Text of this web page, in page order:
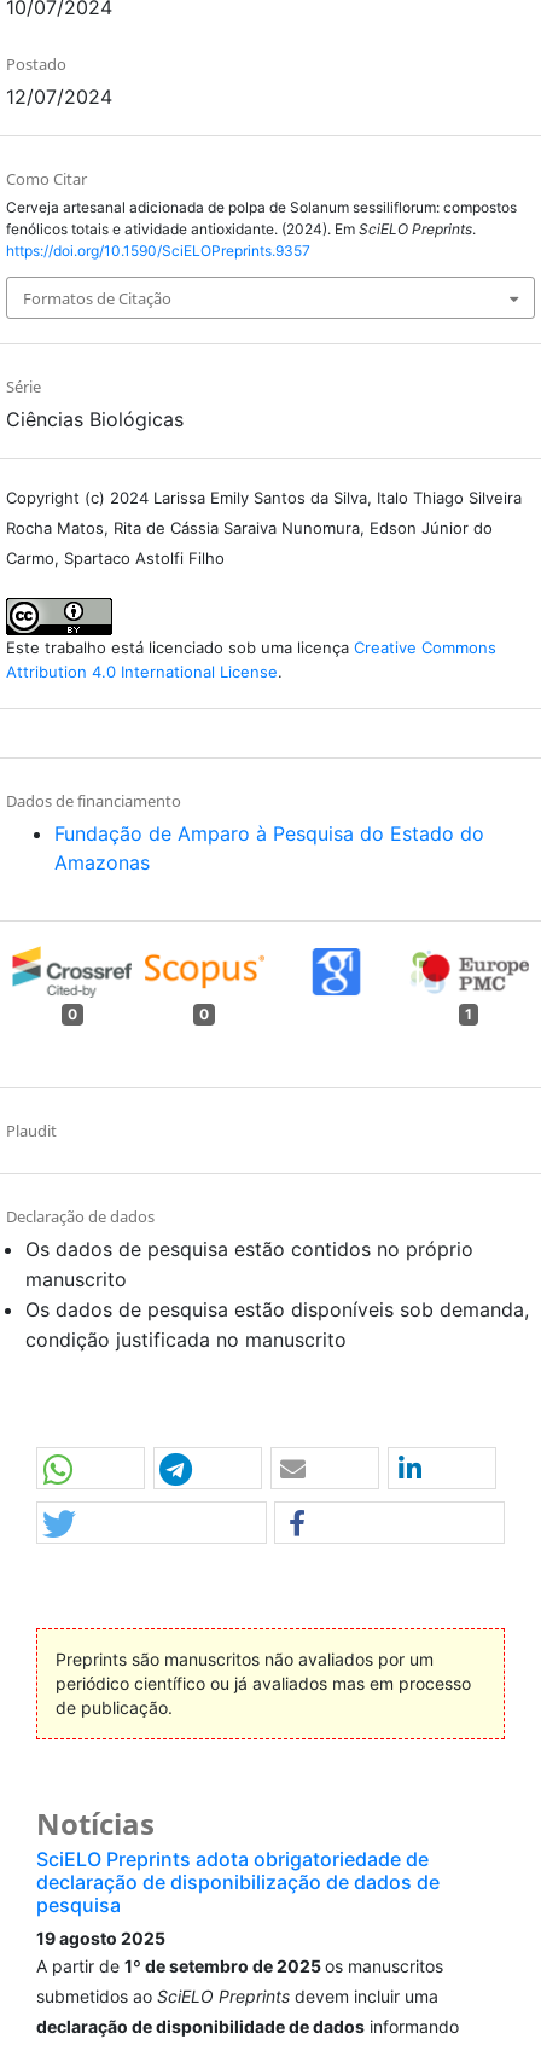
10/07/2024
Postado
12/07/2024
Como Citar
Cerveja artesanal adicionada de polpa de Solanum sessiliflorum: compostos
fenólicos totais e atividade antioxidante. (2024). Em SciELO Preprints.
https://doi.org/10.1590/SciELOPreprints.9357
Formatos de Citação
Série
Ciências Biológicas
Copyright (c) 2024 Larissa Emily Santos da Silva, Italo Thiago Silveira
Rocha Matos, Rita de Cássia Saraiva Nunomura, Edson Júnior do
Carmo, Spartaco Astolfi Filho
Este trabalho está licenciado sob uma licença Creative Commons
Attribution 4.0 International License.
Dados de financiamento
Fundação de Amparo à Pesquisa do Estado do
Amazonas
0 0 1
Plaudit
Declaração de dados
Os dados de pesquisa estão contidos no próprio
manuscrito
Os dados de pesquisa estão disponíveis sob demanda,
condição justificada no manuscrito
Preprints são manuscritos não avaliados por um
periódico científico ou já avaliados mas em processo
de publicação.
Notícias
SciELO Preprints adota obrigatoriedade de
declaração de disponibilização de dados de
pesquisa
19 agosto 2025
A partir de 1º de setembro de 2025os manuscritos
submetidos ao SciELO Preprints devem incluir uma
declaração de disponibilidade de dados informando